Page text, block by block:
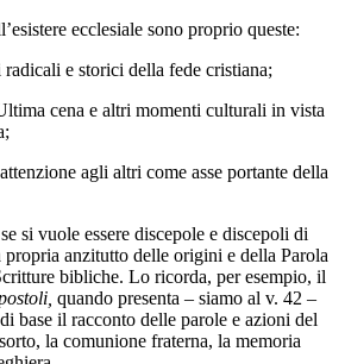
ecclesiale sono proprio queste:
e storici della fede cristiana;
cena e altri momenti culturali in vista
agli altri come asse portante della
si vuole essere discepole e discepoli di
anzitutto delle origini e della Parola
bibliche. Lo ricorda, per esempio, il
quando presenta – siamo al v. 42 –
base il racconto delle parole e azioni del
la comunione fraterna, la memoria